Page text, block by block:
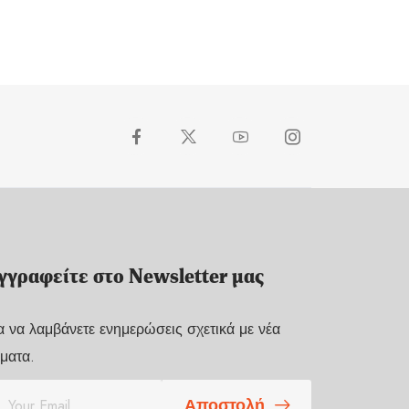
στο Newsletter μας
να λαμβάνετε ενημερώσεις σχετικά με νέα